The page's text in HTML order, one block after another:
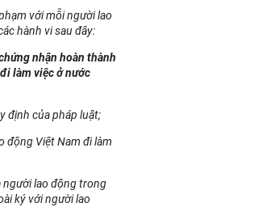
với mỗi người lao
hành vi sau đây:
nhận hoàn thành
làm việc ở nước
định của pháp luật;
động Việt Nam đi làm
người lao động trong
ký với người lao